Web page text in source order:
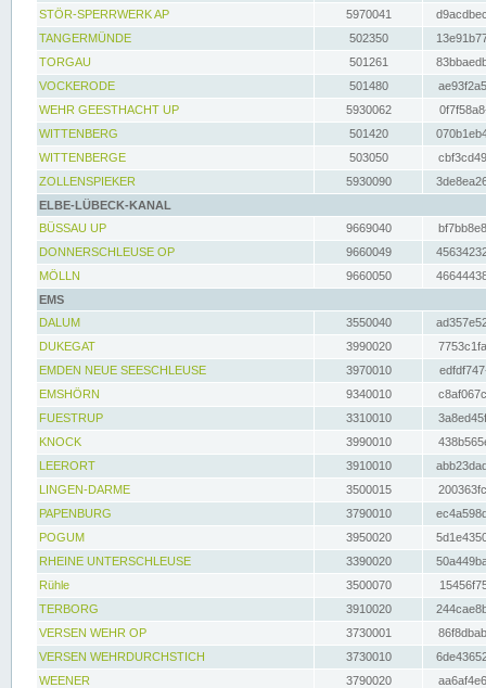
STÖR-SPERRWERK AP 5970041
TANGERMÜNDE
502350
TORGAU
501261
VOCKERODE
501480
WEHR GEESTHACHT UP
5930062
WITTENBERG
501420
WITTENBERGE
503050
ZOLLENSPIEKER
5930090
ELBE-LÜBECK-KANAL
BÜSSAU UP
9669040
DONNERSCHLEUSE OP
9660049
MÖLLN
9660050
EMS
DALUM
3550040
DUKEGAT
3990020
EMDEN NEUE SEESCHLEUSE
3970010
EMSHÖRN
9340010
FUESTRUP
3310010
KNOCK
3990010
LEERORT
3910010
LINGEN-DARME
3500015
PAPENBURG
3790010
POGUM
3950020
RHEINE UNTERSCHLEUSE
3390020
Rühle
3500070
TERBORG
3910020
VERSEN WEHR OP
3730001
VERSEN WEHRDURCHSTICH
3730010
WEENER
3790020